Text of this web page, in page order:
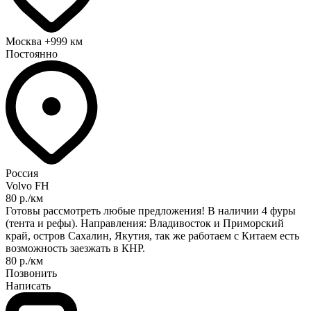
Москва +999 км
Постоянно
Россия
Volvo FH
80 р./км
Готовы рассмотреть любые предложения! В наличии 4 фуры
(тента и рефы). Направления: Владивосток и Приморский
край, остров Сахалин, Якутия, так же работаем с Китаем есть
возможность заезжать в КНР.
80 р./км
Позвонить
Написать